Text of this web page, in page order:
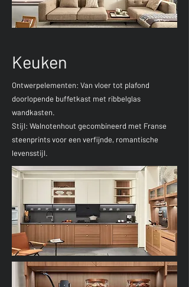
Keuken
Ontwerpelementen: Van vloer tot plafond
doorlopende buffetkast met ribbelglas
wandkasten.
Stijl: Walnotenhout gecombineerd met Franse
steenprints voor een verfijnde, romantische
levensstijl.